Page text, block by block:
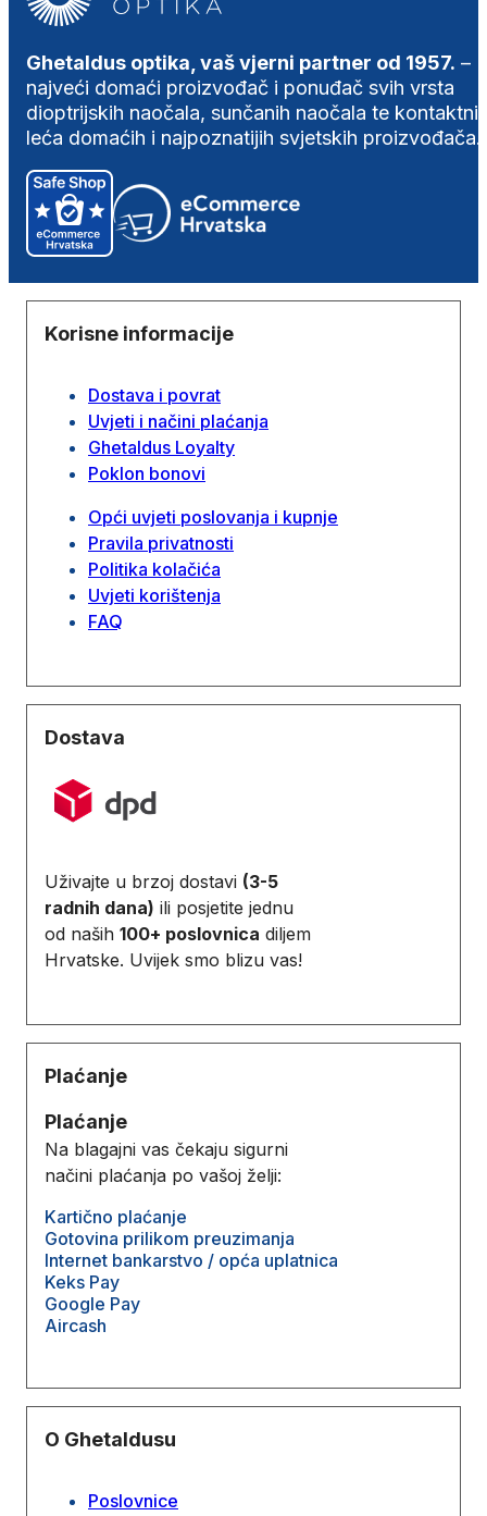
Ghetaldus optika, vaš vjerni partner od 1957. –
najveći domaći proizvođač i ponuđač svih vrsta
dioptrijskih naočala, sunčanih naočala te
leća domaćih i najpoznatijih svjetskih proizvođača.
Korisne informacije
Dostava i povrat
Uvjeti i načini plaćanja
Ghetaldus Loyalty
Poklon bonovi
Opći uvjeti poslovanja i kupnje
Pravila privatnosti
Politika kolačića
Uvjeti korištenja
FAQ
Dostava
Uživajte u brzoj dostavi (3-5
radnih dana) ili posjetite jednu
od naših 100+ poslovnica diljem
Hrvatske. Uvijek smo blizu vas!
Plaćanje
Plaćanje
Na blagajni vas čekaju sigurni
načini plaćanja po vašoj želji:
Kartično plaćanje
Gotovina prilikom preuzimanja
Internet bankarstvo / opća uplatnica
Keks Pay
Google Pay
Aircash
O Ghetaldusu
Poslovnice